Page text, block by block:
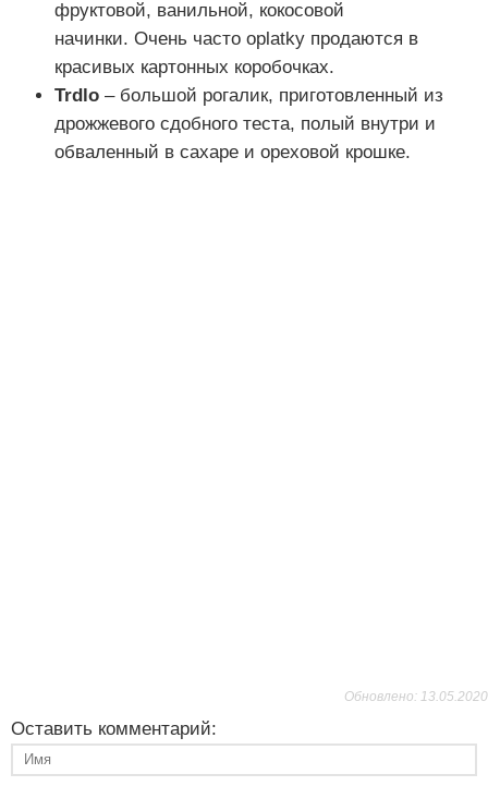
фруктовой, ванильной, кокосовой
начинки. Очень часто oplatky продаются в
красивых картонных коробочках.
Trdlo – большой рогалик, приготовленный из
дрожжевого сдобного теста, полый внутри и
обваленный в сахаре и ореховой крошке.
Обновлено: 13.05.2020
Оставить комментарий: